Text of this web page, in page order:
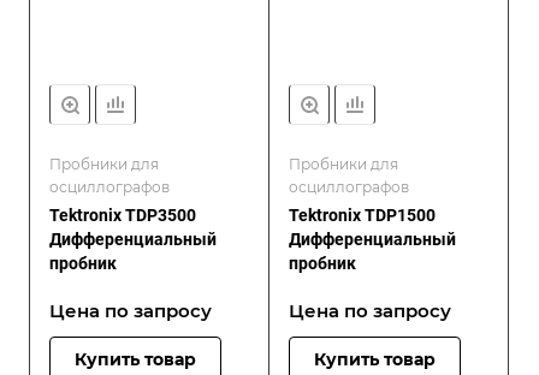
Пробники для
осциллографов
Tektronix TDP3500
Дифференциальный
пробник
Цена по запросу
Купить товар
Пробники для
осциллографов
Tektronix TDP1500
Дифференциальный
пробник
Цена по запросу
Купить товар